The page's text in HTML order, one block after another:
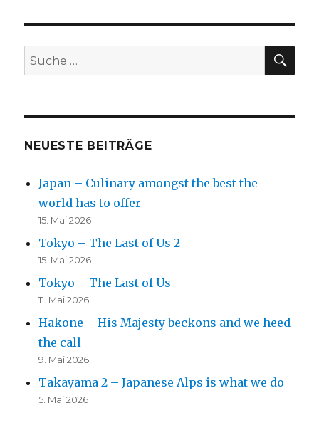
Suche
nach:
NEUESTE BEITRÄGE
Japan – Culinary amongst the best the
world has to offer
15. Mai 2026
Tokyo – The Last of Us 2
15. Mai 2026
Tokyo – The Last of Us
11. Mai 2026
Hakone – His Majesty beckons and we heed
the call
9. Mai 2026
Takayama 2 – Japanese Alps is what we do
5. Mai 2026